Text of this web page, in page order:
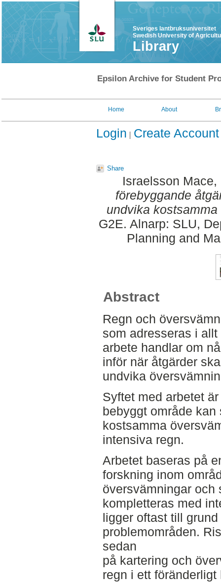
Sveriges lantbruksuniversitet
Swedish University of
Library
Epsilon Archive for Student
Home About
Login Create Account
Share
Israelsson Mace,
förebyggande
undvika
G2E. Alnarp: SLU,
Planning and
Abstract
Regn och
som adresseras i
arbete handlar om
inför när åtgärder
undvika
Syftet med arbetet
bebyggt område
kostsamma
intensiva regn.
Arbetet baseras på
forskning inom
översvämningar och
kompletteras med
ligger oftast till
problemområden.
sedan
på kartering och
regn i ett föränderligt